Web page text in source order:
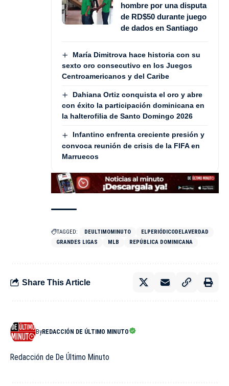
hombre por una disputa
de RD$50 durante juego
de dados en Santiago
María Dimitrova hace historia con su
sexto oro consecutivo en los Juegos
Centroamericanos y del Caribe
Dahiana Ortiz conquista el oro y abre
con éxito la participación dominicana en
la halterofilia de Santo Domingo 2026
Infantino enfrenta creciente presión y
convoca reunión de crisis de la FIFA en
Marruecos
TAGGED: DEULTIMOMINUTO
ELPERIÓDICODELAVERDAD
GRANDES LIGAS
MLB REPÚBLICA DOMINICANA
Share This Article
ByREDACCIÓN DE ÚLTIMO MINUTO
Redacción de De Último Minuto